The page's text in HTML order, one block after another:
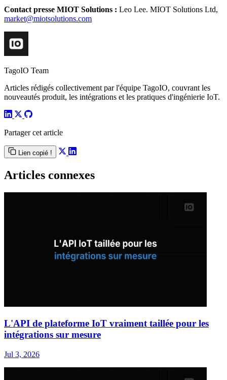
Contact presse MIOT Solutions : Leo Lee. MIOT Solutions Ltd,
market@miotsolutions.com
TagoIO Team
Articles rédigés collectivement par l'équipe TagoIO, couvrant les
nouveautés produit, les intégrations et les pratiques d'ingénierie IoT.
Partager cet article
Lien copié !
Articles connexes
L'API de plateforme IoT vraiment taillée pour les
intégrations sur mesure
Jul 3, 2026